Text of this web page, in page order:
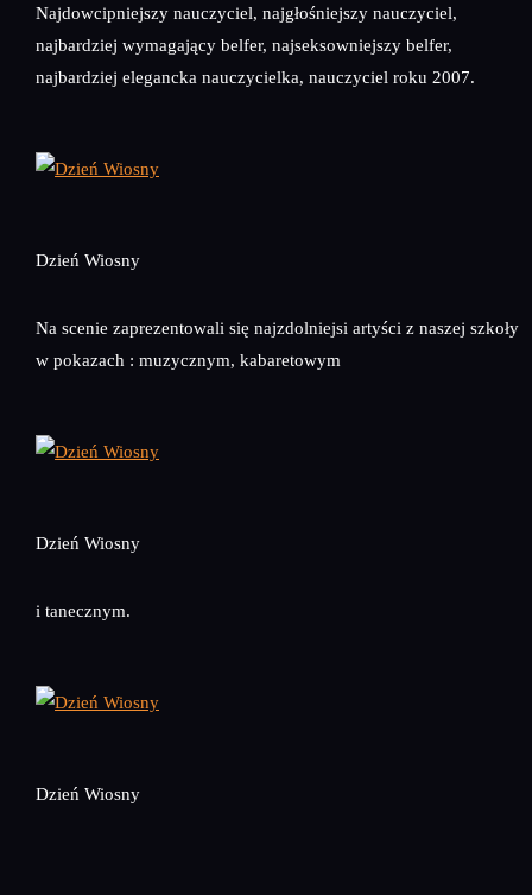
Najdowcipniejszy nauczyciel, najgłośniejszy nauczyciel,
najbardziej wymagający belfer, najseksowniejszy belfer,
najbardziej elegancka nauczycielka, nauczyciel roku 2007.
Dzień Wiosny
Na scenie zaprezentowali się najzdolniejsi artyści z naszej szkoły
w pokazach : muzycznym, kabaretowym
Dzień Wiosny
i tanecznym.
Dzień Wiosny